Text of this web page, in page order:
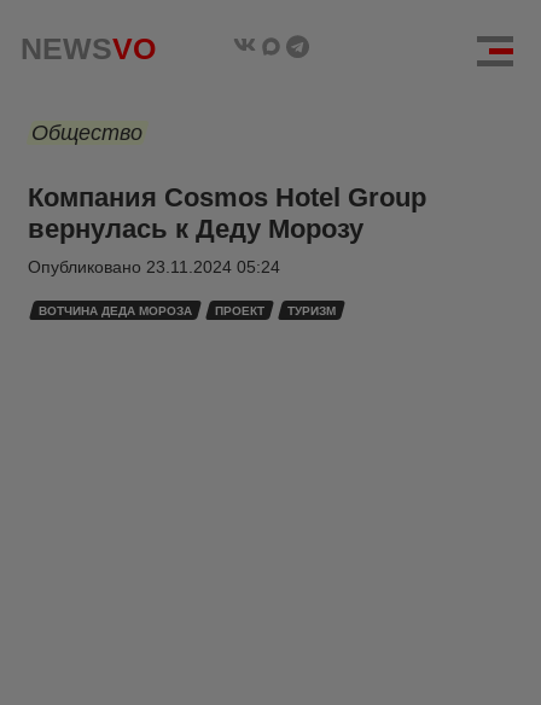
NEWSVO
Общество
Компания Cosmos Hotel Group
вернулась к Деду Морозу
Опубликовано 23.11.2024 05:24
ВОТЧИНА ДЕДА МОРОЗА ПРОЕКТ ТУРИЗМ